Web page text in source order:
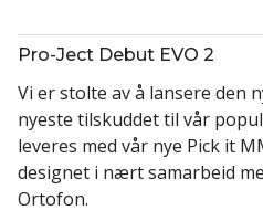
Pro-Ject Debut EVO 2
Vi er stolte av å lansere den
nyeste tilskuddet til vår
leveres med vår nye Pick it
designet i nært samarbeid
Ortofon.